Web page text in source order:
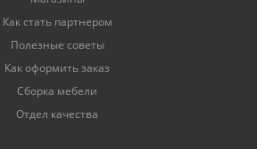
Как стать партнером
Полезные советы
Как оформить заказ
Сборка мебели
Отдел качества